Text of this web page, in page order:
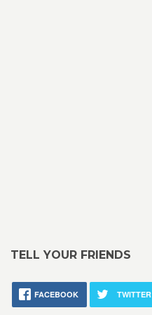
TELL YOUR FRIENDS
FACEBOOK TWITTER